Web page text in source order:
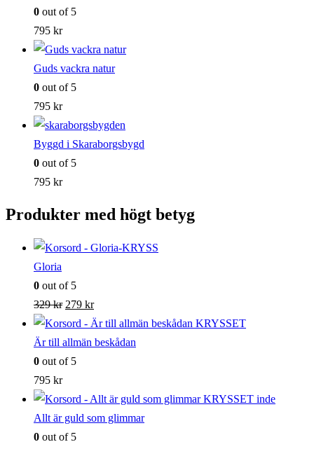
0 out of 5
795 kr
Guds vackra natur
0 out of 5
795 kr
Byggd i Skaraborgsbygd
0 out of 5
795 kr
Produkter med högt betyg
Gloria
0 out of 5
329kr Det
ursprungliga
priset
var:
279 krDet
nuvarande
priset
Är till allmän beskådan
0 out of 5
795 kr
Allt är guld som glimmar
0 out of 5